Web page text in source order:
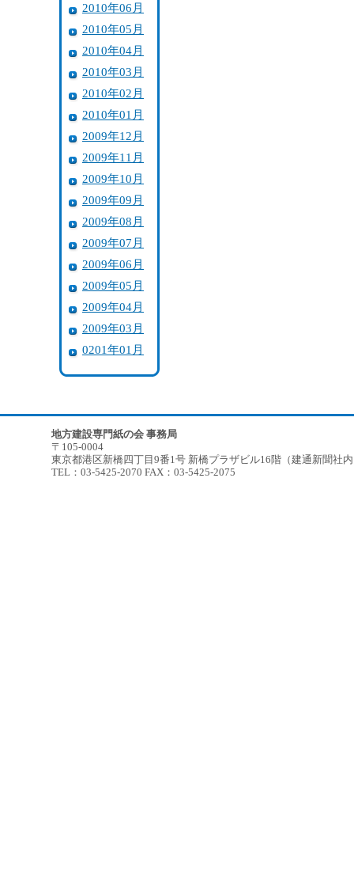
2010年06月
2010年05月
2010年04月
2010年03月
2010年02月
2010年01月
2009年12月
2009年11月
2009年10月
2009年09月
2009年08月
2009年07月
2009年06月
2009年05月
2009年04月
2009年03月
0201年01月
地方建設専門紙の会 事務局
〒105-0004
東京都港区新橋四丁目9番1号 新橋プラザビル16階（建通新聞社
TEL：03-5425-2070 FAX：03-5425-2075